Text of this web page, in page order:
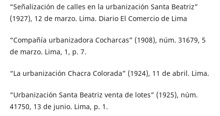
“Señalización de calles en la urbanización Santa Beatriz”
(1927), 12 de marzo. Lima. Diario El Comercio de Lima
“Compañía urbanizadora Cocharcas” (1908), núm. 31679, 5
de marzo. Lima, 1, p. 7.
“La urbanización Chacra Colorada” (1924), 11 de abril. Lima.
“Urbanización Santa Beatriz venta de lotes” (1925), núm.
41750, 13 de junio. Lima, p. 1.